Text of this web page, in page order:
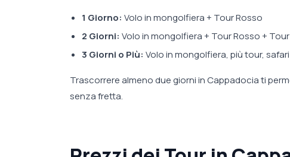
1 Giorno: Volo in mongolfiera + Tour Rosso
2 Giorni: Volo in mongolfiera + Tour Rosso +
3 Giorni o Più: Volo in mongolfiera, più tour,
Trascorrere almeno due giorni in Cappadocia ti
senza fretta.